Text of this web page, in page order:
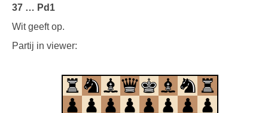
37 … Pd1
Wit geeft op.
Partij in viewer: